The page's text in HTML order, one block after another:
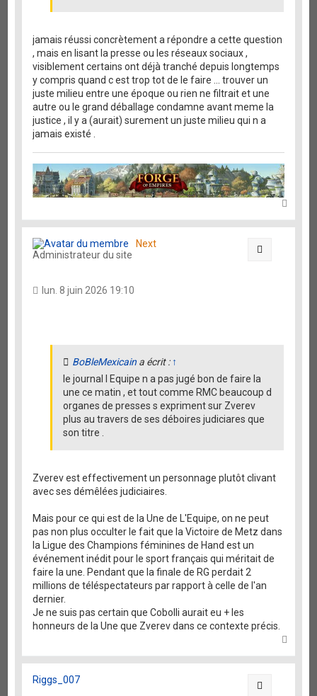
jamais réussi concrètement a répondre a cette question
, mais en lisant la presse ou les réseaux sociaux ,
visiblement certains ont déjà tranché depuis longtemps
y compris quand c est trop tot de le faire ... trouver un
juste milieu entre une époque ou rien ne filtrait et une
autre ou le grand déballage condamne avant meme la
justice , il y a (aurait) surement un juste milieu qui n a
jamais existé .
u
Next
Administrateur du site
lun. 8 juin 2026 19:10
BoBleMexicain a écrit : ↑
le journal l Equipe n a pas jugé bon de faire la
une ce matin , et tout comme RMC beaucoup d
organes de presses s expriment sur Zverev
plus au travers de ses déboires judiciares que
son titre .
Zverev est effectivement un personnage plutôt clivant
avec ses démêlées judiciaires.
Mais pour ce qui est de la Une de L'Equipe, on ne peut
pas non plus occulter le fait que la Victoire de Metz dans
la Ligue des Champions féminines de Hand est un
événement inédit pour le sport français qui méritait de
faire la une. Pendant que la finale de RG perdait 2
millions de téléspectateurs par rapport à celle de l'an
dernier.
Je ne suis pas certain que Cobolli aurait eu + les
honneurs de la Une que Zverev dans ce contexte précis.
u
Riggs_007